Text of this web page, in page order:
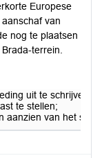
Europese
van
nog te plaatsen
terrein.
uit te schrijven
te stellen;
aanzien van het